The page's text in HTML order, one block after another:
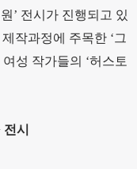
’ 전시가 진행되고 있
작과정에 주목한 ‘그
성 작가들의 ‘허스토
시